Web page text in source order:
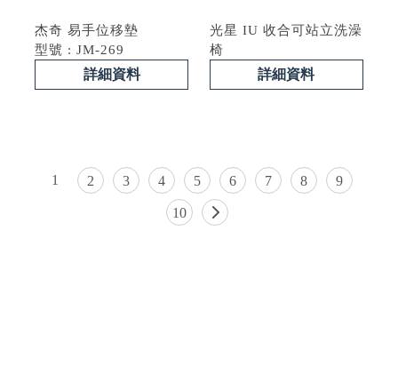
杰奇 易手位移墊
型號 : JM-269
詳細資料
光星 IU 收合可站立洗澡
椅
詳細資料
1 2 3 4 5 6 7 8 9
10